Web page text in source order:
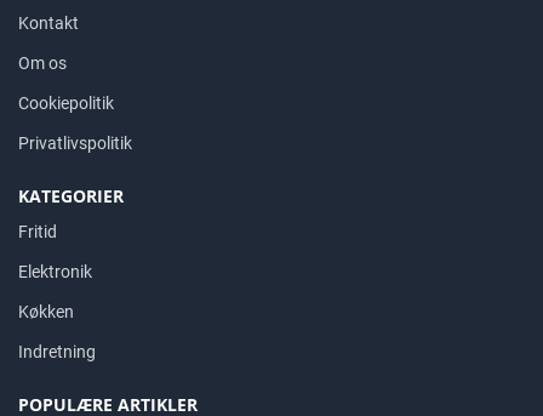
Kontakt
Om os
Cookiepolitik
Privatlivspolitik
KATEGORIER
Fritid
Elektronik
Køkken
Indretning
POPULÆRE ARTIKLER